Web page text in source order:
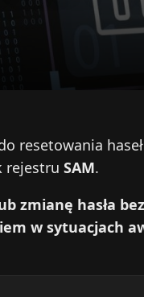
resetowania
rejestru SAM.
zmianę hasła
w sytuacjach